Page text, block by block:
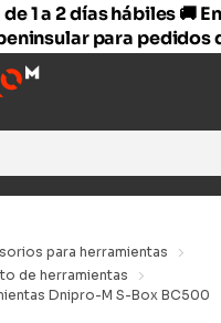
1 a 2 días hábiles 🚚
para pedidos
para herramientas
de herramientas
Dnipro-M S-Box BC500